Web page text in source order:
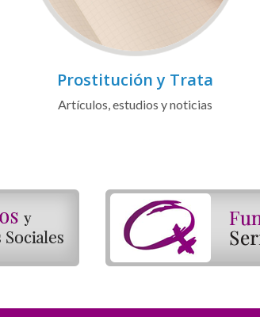
Prostitución y Trata
Artículos, estudios y noticias